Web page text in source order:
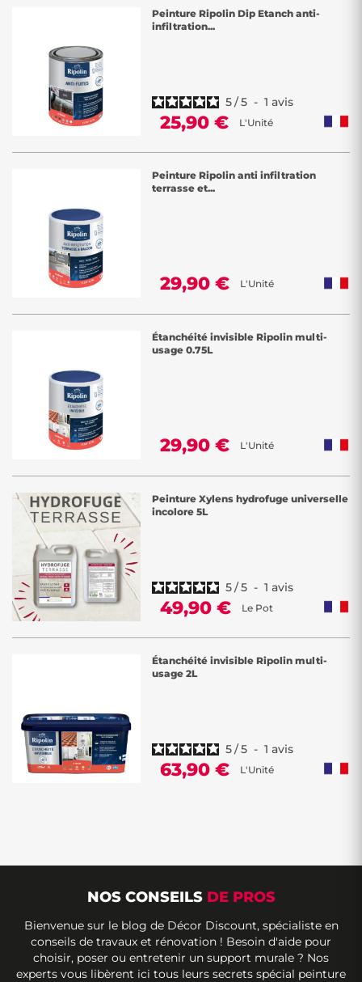
Peinture Ripolin Dip Etanch anti-
infiltration...
5/5 - 1 avis
25,90 € L'Unité
Peinture Ripolin anti infiltration
terrasse et...
29,90 € L'Unité
Étanchéité invisible Ripolin multi-
usage 0.75L
29,90 € L'Unité
Peinture Xylens hydrofuge universelle
incolore 5L
5/5 - 1 avis
49,90 € Le Pot
Étanchéité invisible Ripolin multi-
usage 2L
5/5 - 1 avis
63,90 € L'Unité
NOS CONSEILS DE PROS
Bienvenue sur le blog de Décor Discount, spécialiste en
conseils de travaux et rénovation ! Besoin d'aide pour
choisir, poser ou entretenir un support murale ? Nos
experts vous libèrent ici tous leurs secrets spécial peinture